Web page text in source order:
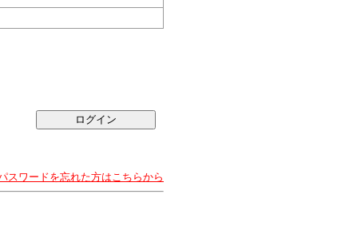
スワードを忘れた方はこちらから